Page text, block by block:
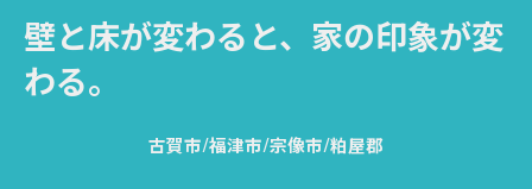
壁と床が変わると、家の印象が変
わる。
古賀市/福津市/宗像市/粕屋郡